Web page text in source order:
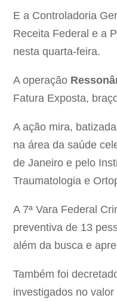
E a Controladoria
Receita Federal e a
nesta quarta-feira.
A operação
Fatura Exposta,
A ação mira,
na área da saúde
de Janeiro e pelo
Traumatologia e
A 7ª Vara Federal
preventiva de 13
além da busca e
Também foi
investigados no